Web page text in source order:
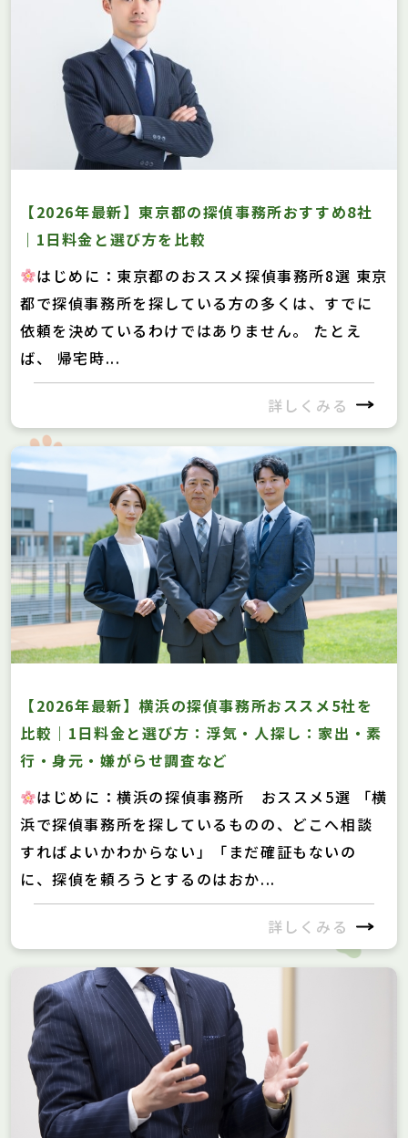
【2026年最新】東京都の探偵事務所おすすめ8社
｜1日料金と選び方を比較
はじめに：東京都のおススメ探偵事務所8選 東京
都で探偵事務所を探している方の多くは、すでに
依頼を決めているわけではありません。 たとえ
ば、 帰宅時...
詳しくみる
【2026年最新】横浜の探偵事務所おススメ5社を
比較｜1日料金と選び方：浮気・人探し：家出・素
行・身元・嫌がらせ調査など
はじめに：横浜の探偵事務所 おススメ5選 「横
浜で探偵事務所を探しているものの、どこへ相談
すればよいかわからない」「まだ確証もないの
に、探偵を頼ろうとするのはおか...
詳しくみる